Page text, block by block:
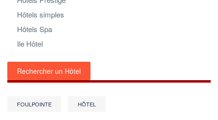
Hôtels simples
Hôtels Spa
Ile Hôtel
Rechercher un Hôtel
FOULPOINTE HÔTEL